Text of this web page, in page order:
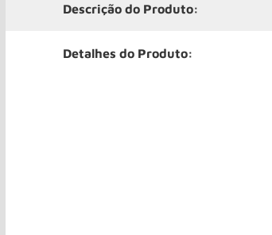
Descrição do Produto:
Detalhes do Produto: